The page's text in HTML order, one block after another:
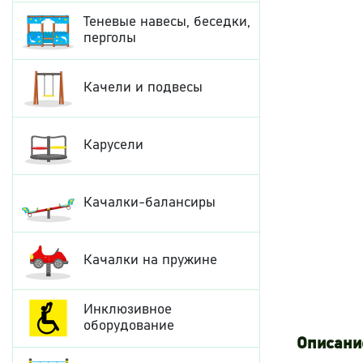
Теневые навесы, беседки,
перголы
Качели и подвесы
Карусели
Качалки-балансиры
Качалки на пружине
Инклюзивное
оборудование